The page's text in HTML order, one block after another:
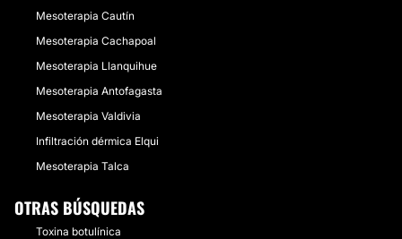
Mesoterapia Cautín
Mesoterapia Cachapoal
Mesoterapia Llanquihue
Mesoterapia Antofagasta
Mesoterapia Valdivia
Infiltración dérmica Elqui
Mesoterapia Talca
OTRAS BÚSQUEDAS
Toxina botulínica